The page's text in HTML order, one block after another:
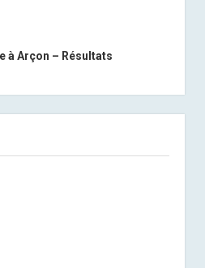
à Arçon – Résultats